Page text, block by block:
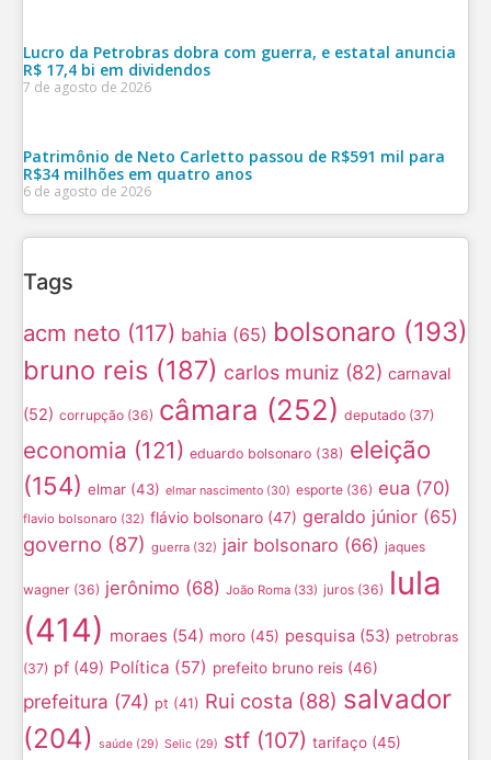
Lucro da Petrobras dobra com guerra, e estatal anuncia
R$ 17,4 bi em dividendos
7 de agosto de 2026
Patrimônio de Neto Carletto passou de R$591 mil para
R$34 milhões em quatro anos
6 de agosto de 2026
Tags
acm neto (117) bahia (65) bolsonaro (193)
bruno reis (187) carlos muniz (82) carnaval
(52) corrupção (36) câmara (252) deputado (37)
economia (121) eduardo bolsonaro (38) eleição
(154) elmar (43) elmar nascimento (30) esporte (36) eua (70)
flavio bolsonaro (32) flávio bolsonaro (47) geraldo júnior (65)
governo (87) guerra (32) jair bolsonaro (66) jaques
wagner (36) jerônimo (68) João Roma (33) juros (36) lula
(414) moraes (54) moro (45) pesquisa (53) petrobras
(37) pf (49) Política (57) prefeito bruno reis (46)
prefeitura (74) pt (41) Rui costa (88) salvador
(204) saúde (29) Selic (29) stf (107) tarifaço (45)